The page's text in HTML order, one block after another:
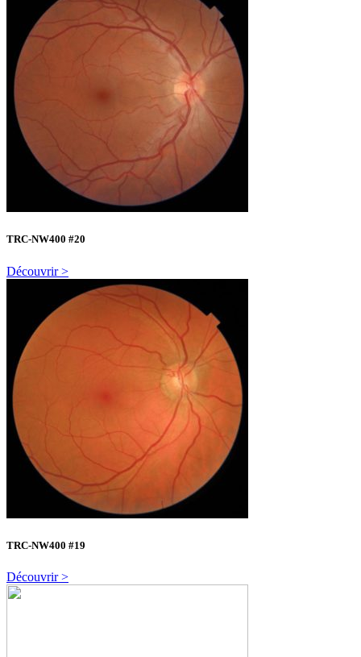
TRC-NW400 #20
Découvrir >
TRC-NW400 #19
Découvrir >